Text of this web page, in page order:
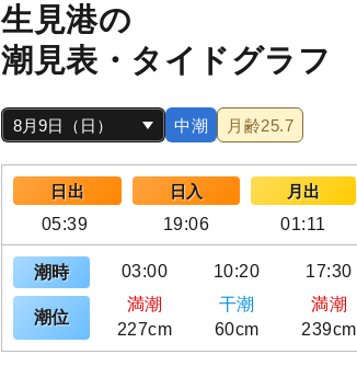
生見港の
潮見表・タイドグラフ
中潮 月齢25.7
日出 日入 月出
05:39
19:06 01:11
潮時 03:00 10:20 17:30
潮位
満潮 干潮 満潮
227cm
60cm 239cm